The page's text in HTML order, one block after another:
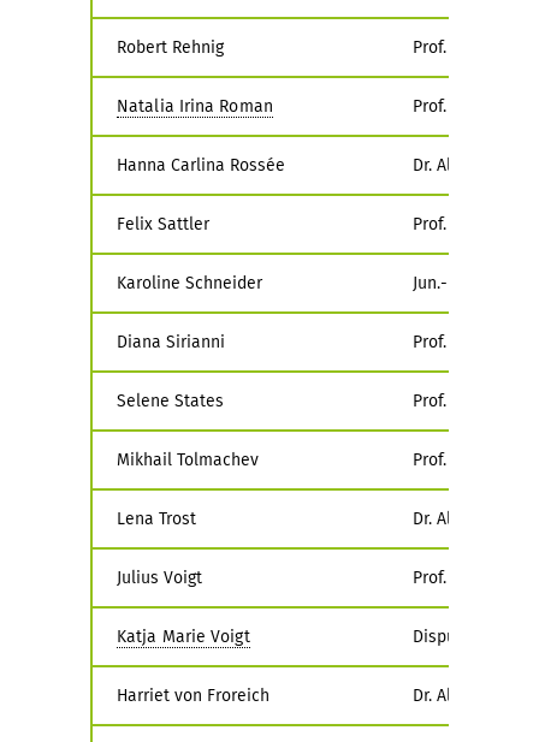
Robert Rehnig Prof. Dr.
Natalia Irina Roman Prof. Dr. Frank
Hanna Carlina Rossée Dr. Alexandra
Felix Sattler Prof. Dr.
Karoline Schneider Jun.-Prof. Dr.
Diana Sirianni Prof. Dr.
Selene States Prof. Dr. Kristin
Mikhail Tolmachev Prof. Dr. Lorenz
Lena Trost Dr. Alexandra
Julius Voigt Prof. Dr.
Katja Marie Voigt Disputation
Harriet von Froreich Dr. Alexandra